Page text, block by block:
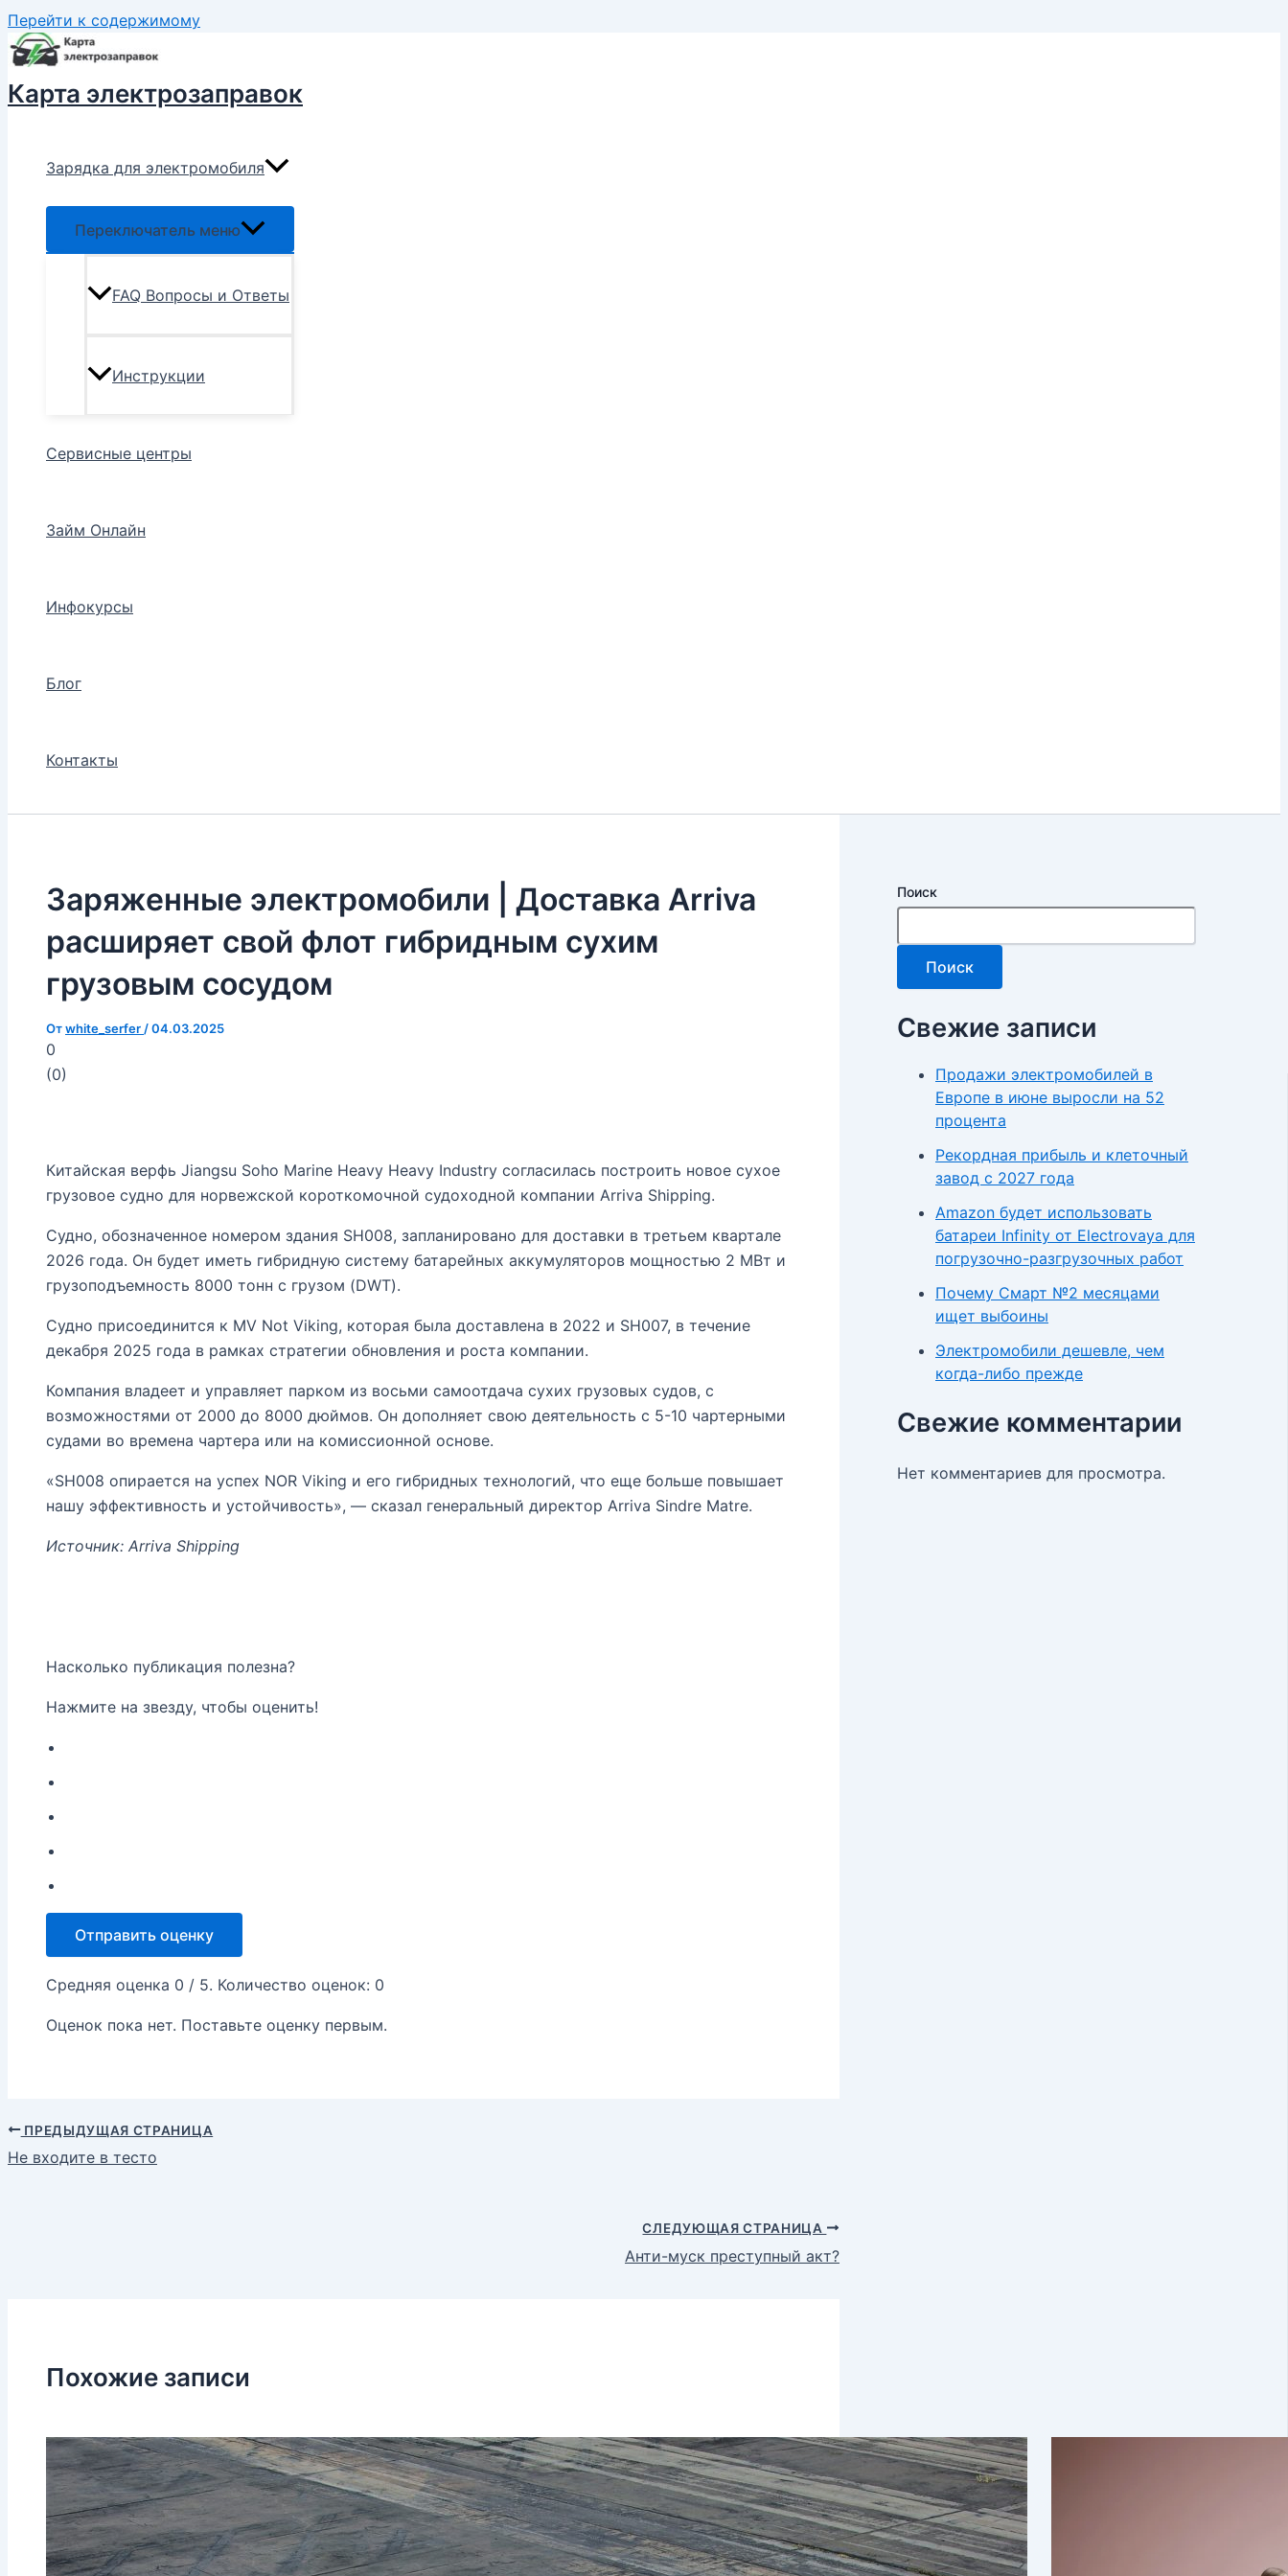
Перейти к содержимому
Карта электрозаправок
Зарядка для электромобиля
Переключатель меню
FAQ Вопросы и Ответы
Инструкции
Сервисные центры
Займ Онлайн
Инфокурсы
Блог
Контакты
Заряженные электромобили | Доставка Arriva
расширяет свой флот гибридным сухим
грузовым сосудом
Отwhite_serfer /04.03.2025
0
(0)
Китайская верфь Jiangsu Soho Marine Heavy Heavy Industry согласилась построить новое сухое
грузовое судно для норвежской короткомочной судоходной компании Arriva Shipping.
Судно, обозначенное номером здания SH008, запланировано для доставки в третьем квартале
2026 года. Он будет иметь гибридную систему батарейных аккумуляторов мощностью 2 МВт и
грузоподъемность 8000 тонн с грузом (DWT).
Судно присоединится к MV Not Viking, которая была доставлена ​​в 2022 и SH007, в течение
декабря 2025 года в рамках стратегии обновления и роста компании.
Компания владеет и управляет парком из восьми самоотдача сухих грузовых судов, с
возможностями от 2000 до 8000 дюймов. Он дополняет свою деятельность с 5-10 чартерными
судами во времена чартера или на комиссионной основе.
«SH008 опирается на успех NOR Viking и его гибридных технологий, что еще больше повышает
нашу эффективность и устойчивость», — сказал генеральный директор Arriva Sindre Matre.
Источник: Arriva Shipping
Насколько публикация полезна?
Нажмите на звезду, чтобы оценить!
Отправить оценку
Средняя оценка 0 / 5. Количество оценок: 0
Оценок пока нет. Поставьте оценку первым.
ПРЕДЫДУЩАЯ СТРАНИЦА
Не входите в тесто
СЛЕДУЮЩАЯ СТРАНИЦА
Анти-муск преступный акт?
Похожие записи
Поиск
Поиск
Свежие записи
Продажи электромобилей в
Европе в июне выросли на 52
процента
Рекордная прибыль и клеточный
завод с 2027 года
Amazon будет использовать
батареи Infinity от Electrovaya для
погрузочно-разгрузочных работ
Почему Смарт №2 месяцами
ищет выбоины
Электромобили дешевле, чем
когда-либо прежде
Свежие комментарии
Нет комментариев для просмотра.